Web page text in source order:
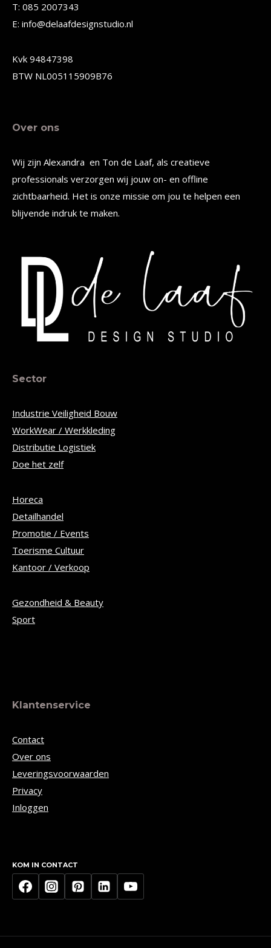
worden
de
productpagina
T: 085 2007343
E: info@delaafdesignstudio.nl
Kvk 94847398
BTW NL005115909B76
Over ons
Wij zijn Alexandra en Ton de Laaf, als creatieve
professionals verzorgen wij jouw on- en offline
zichtbaarheid. Het is onze missie om jou te helpen een
blijvende indruk te maken.
Sector
Industrie Veiligheid Bouw
WorkWear / Werkkleding
Distributie Logistiek
Doe het zelf
Horeca
Detailhandel
Promotie / Events
Toerisme Cultuur
Kantoor / Verkoop
Gezondheid & Beauty
Sport
Klantenservice
Contact
Over ons
Leveringsvoorwaarden
Privacy
Inloggen
KOM IN CONTACT